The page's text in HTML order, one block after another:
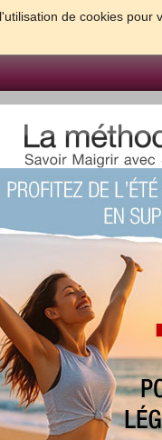
de cookies
& SANTE PSYCHO
solutions